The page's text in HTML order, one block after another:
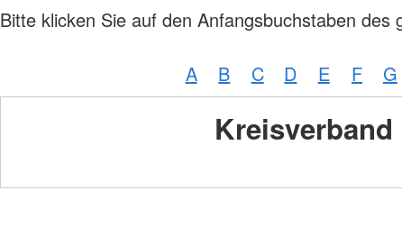
Bitte klicken Sie auf den Anfangsbuchstaben des
A B C D E F G
Kreisverband